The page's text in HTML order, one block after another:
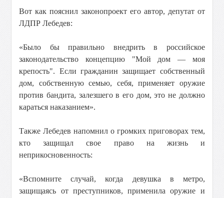
Вот как пояснил законопроект его автор, депутат от
ЛДПР Лебедев:
«Было бы правильно внедрить в российское
законодательство концепцию "Мой дом — моя
крепость". Если гражданин защищает собственный
дом, собственную семью, себя, применяет оружие
против бандита, залезшего в его дом, это не должно
караться наказанием».
Также Лебедев напомнил о громких приговорах тем,
кто защищал свое право на жизнь и
неприкосновенность:
«Вспомните случай, когда девушка в метро,
защищаясь от преступников, применила оружие и